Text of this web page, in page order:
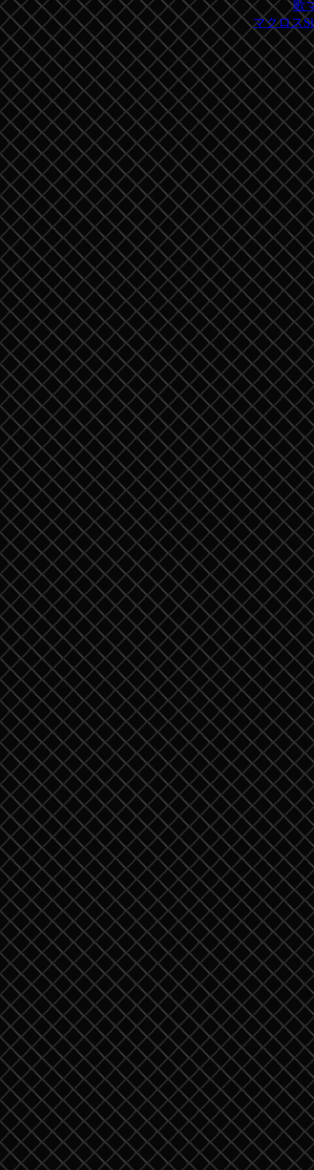
歌
マクロス